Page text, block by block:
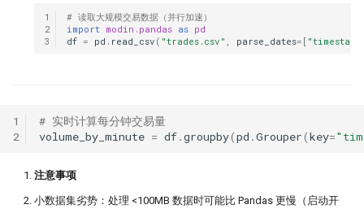
1
2
3
# 读取大规模交易数据（并行加速）
import modin.pandas as pd
df = pd . read_csv ( "trades.csv" parse_dates= [
1
2
# 实时计算每分钟交易量
volume_by_minute = df.groupby(pd .Grouper(key=
​注意事项
​小数据集劣势：处理 <100MB 数据时可能比 Pandas 更慢（启动开